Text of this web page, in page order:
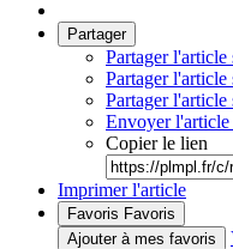
Partager
Partager l'article
Partager l'article
Partager
Envoyer l'article
Copier le lien
Imprimer l'article
Favoris Favoris
Ajouter à mes favoris